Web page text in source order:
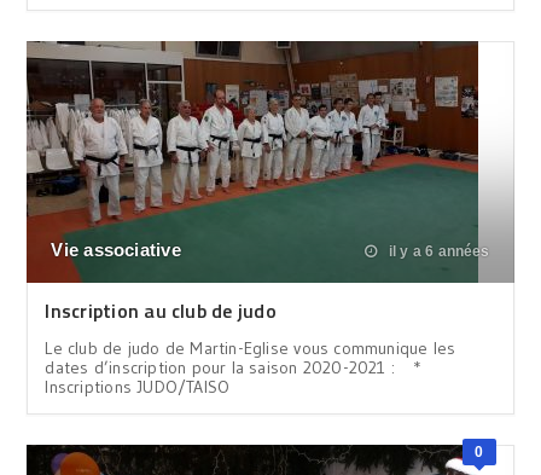
Vie associative il y a 6 années
Inscription au club de judo
Le club de judo de Martin-Eglise vous communique les
dates d’inscription pour la saison 2020-2021 : *
Inscriptions JUDO/TAISO
0